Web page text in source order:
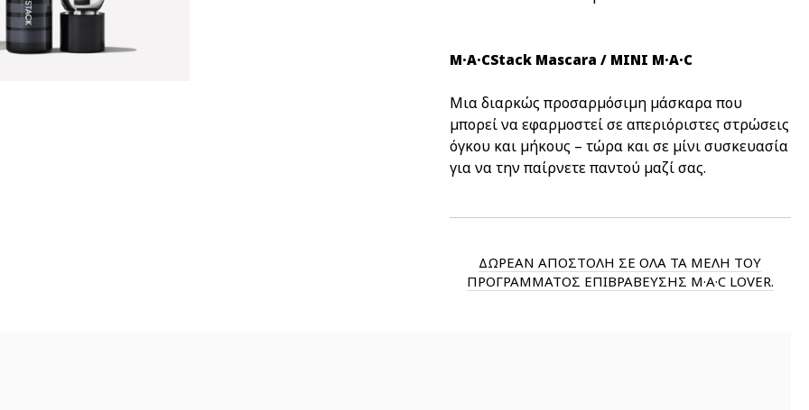
M·A·CStack Mascara / MINI M·A·C
Μια διαρκώς προσαρμόσιμη μάσκαρα που
μπορεί να εφαρμοστεί σε απεριόριστες στρώσεις
όγκου και μήκους – τώρα και σε μίνι συσκευασία
για να την παίρνετε παντού μαζί σας.
ΔΩΡΕΑΝ ΑΠΟΣΤΟΛΗ ΣΕ ΟΛΑ ΤΑ ΜΕΛΗ ΤΟΥ
ΠΡΟΓΡΑΜΜΑΤΟΣ ΕΠΙΒΡΑΒΕΥΣΗΣ M·A·C LOVER.